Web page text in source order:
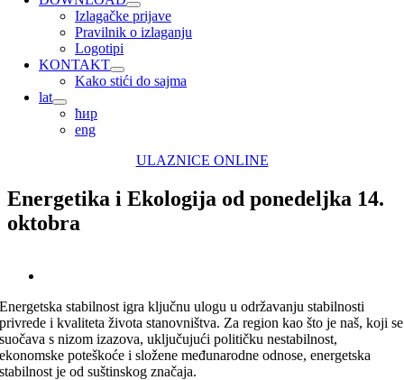
Izlagačke prijave
Pravilnik o izlaganju
Logotipi
KONTAKT
Kako stići do sajma
lat
ћир
eng
ULAZNICE ONLINE
Energetika i Ekologija od ponedeljka 14.
oktobra
Image
Energetska stabilnost igra ključnu ulogu u održavanju stabilnosti
privrede i kvaliteta života stanovništva. Za region kao što je naš, koji se
suočava s nizom izazova, uključujući političku nestabilnost,
ekonomske poteškoće i složene međunarodne odnose, energetska
stabilnost je od suštinskog značaja.